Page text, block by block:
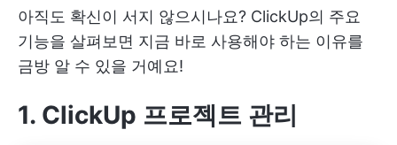
아직도 확신이 서지 않으시나요? ClickUp의 주요
기능을 살펴보면 지금 바로 사용해야 하는 이유를
금방 알 수 있을 거예요!
1. ClickUp 프로젝트 관리